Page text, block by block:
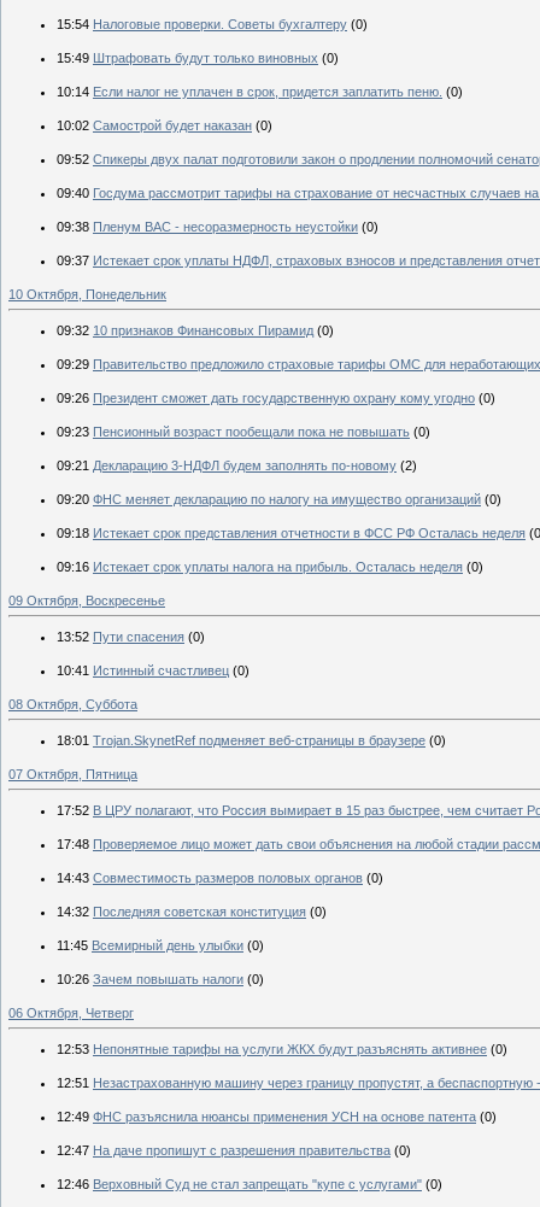
15:54 Налоговые проверки. Советы бухгалтеру (0)
15:49 Штрафовать будут только виновных (0)
10:14 Если налог не уплачен в срок, придется заплатить пеню. (0)
10:02 Самострой будет наказан (0)
09:52 Спикеры двух палат подготовили закон о продлении полномочий
09:40 Госдума рассмотрит тарифы на страхование от несчастных случаев
09:38 Пленум ВАС - несоразмерность неустойки (0)
09:37 Истекает срок уплаты НДФЛ, страховых взносов и представления
10 Октября, Понедельник
09:32 10 признаков Финансовых Пирамид (0)
09:29 Правительство предложило страховые тарифы ОМС для неработающих
09:26 Президент сможет дать государственную охрану кому угодно (0)
09:23 Пенсионный возраст пообещали пока не повышать (0)
09:21 Декларацию 3-НДФЛ будем заполнять по-новому (2)
09:20 ФНС меняет декларацию по налогу на имущество организаций (0)
09:18 Истекает срок представления отчетности в ФСС РФ Осталась неделя
09:16 Истекает срок уплаты налога на прибыль. Осталась неделя (0)
09 Октября, Воскресенье
13:52 Пути спасения (0)
10:41 Истинный счастливец (0)
08 Октября, Суббота
18:01 Trojan.SkynetRef подменяет веб-страницы в браузере (0)
07 Октября, Пятница
17:52 В ЦРУ полагают, что Россия вымирает в 15 раз быстрее, чем считает
17:48 Проверяемое лицо может дать свои объяснения на любой стадии
14:43 Совместимость размеров половых органов (0)
14:32 Последняя советская конституция (0)
11:45 Всемирный день улыбки (0)
10:26 Зачем повышать налоги (0)
06 Октября, Четверг
12:53 Непонятные тарифы на услуги ЖКХ будут разъяснять активнее (0)
12:51 Незастрахованную машину через границу пропустят, а беспаспортную
12:49 ФНС разъяснила нюансы применения УСН на основе патента (0)
12:47 На даче пропишут с разрешения правительства (0)
12:46 Верховный Суд не стал запрещать "купе с услугами" (0)